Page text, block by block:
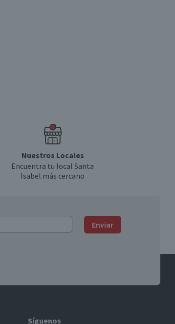
Nuestros Locales
Encuentra tu local Santa
Isabel más cercano
Enviar
Síguenos